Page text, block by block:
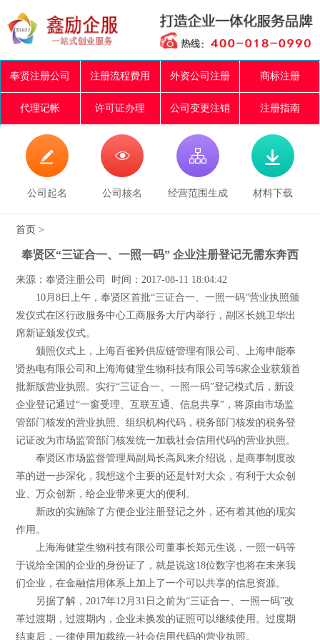
奉贤注册公司 注册流程费用 外资公司注册 商标注册
代理记帐 许可证办理 公司变更注销 注册指南

公司起名

公司核名

经营范围生成

材料下载
首页 >
奉贤区“三证合一、一照一码” 企业注册登记无需东奔西
来源：奉贤注册公司 时间：2017-08-11 18:04:42
10月8日上午，奉贤区首批“三证合一、一照一码”营业执照颁
发仪式在区行政服务中心工商服务大厅内举行，副区长姚卫华出
席新证颁发仪式。
颁照仪式上，上海百雀羚供应链管理有限公司、上海申能奉
贤热电有限公司和上海海健堂生物科技有限公司等6家企业获颁首
批新版营业执照。实行“三证合一、一照一码”登记模式后，新设
企业登记通过“一窗受理、互联互通、信息共享”，将原由市场监
管部门核发的营业执照、组织机构代码，税务部门核发的税务登
记证改为市场监管部门核发统一加载社会信用代码的营业执照。
奉贤区市场监督管理局副局长高凤来介绍说，是商事制度改
革的进一步深化，我想这个主要的还是针对大众，有利于大众创
业、万众创新，给企业带来更大的便利。
新政的实施除了方便企业注册登记之外，还有着其他的现实
作用。
上海海健堂生物科技有限公司董事长郑元生说，一照一码等
于说给全国的企业的身份证了，就是说这18位数字也将在未来我
们企业，在金融信用体系上加上了一个可以共享的信息资源。
另据了解，2017年12月31日之前为“三证合一、一照一码”改
革过渡期，过渡期内，企业未换发的证照可以继续使用。过度期
结束后，一律使用加载统一社会信用代码的营业执照。